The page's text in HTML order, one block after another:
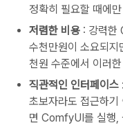
정확히 필요할 때에
저렴한 비용 : 강력한
수천만원이 소요되
천원 수준에서 이러
직관적인 인터페이스
초보자라도 접근하
면 ComfyUI를 실행,